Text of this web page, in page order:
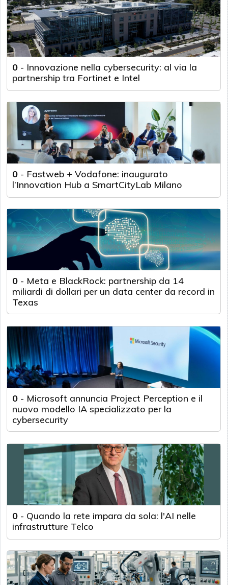
0 - Innovazione nella cybersecurity: al via la
partnership tra Fortinet e Intel
0 - Fastweb + Vodafone: inaugurato
l’Innovation Hub a SmartCityLab Milano
0 - Meta e BlackRock: partnership da 14
miliardi di dollari per un data center da record in
Texas
0 - Microsoft annuncia Project Perception e il
nuovo modello IA specializzato per la
cybersecurity
0 - Quando la rete impara da sola: l'AI nelle
infrastrutture Telco